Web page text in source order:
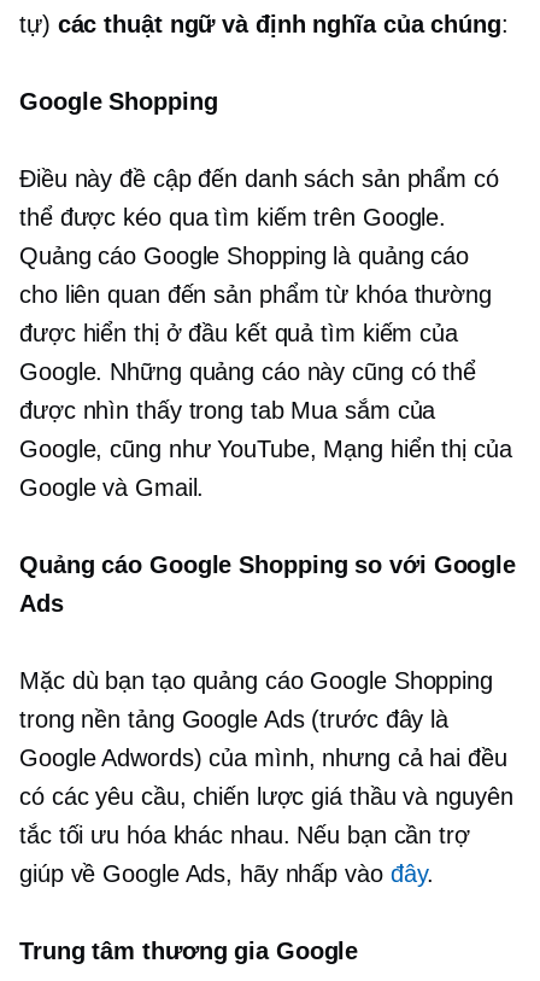
tự) các thuật ngữ và định nghĩa của chúng:
Google Shopping
Điều này đề cập đến danh sách sản phẩm có
thể được kéo qua tìm kiếm trên Google.
Quảng cáo Google Shopping là quảng cáo
cho liên quan đến sản phẩm từ khóa thường
được hiển thị ở đầu kết quả tìm kiếm của
Google. Những quảng cáo này cũng có thể
được nhìn thấy trong tab Mua sắm của
Google, cũng như YouTube, Mạng hiển thị của
Google và Gmail.
Quảng cáo Google Shopping so với Google
Ads
Mặc dù bạn tạo quảng cáo Google Shopping
trong nền tảng Google Ads (trước đây là
Google Adwords) của mình, nhưng cả hai đều
có các yêu cầu, chiến lược giá thầu và nguyên
tắc tối ưu hóa khác nhau. Nếu bạn cần trợ
giúp về Google Ads, hãy nhấp vào đây.
Trung tâm thương gia Google